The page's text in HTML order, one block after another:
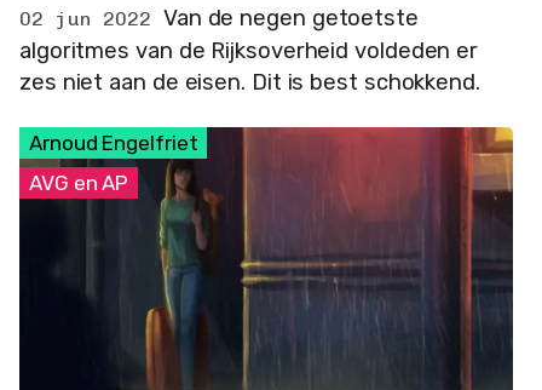
02 jun 2022 Van de negen getoetste
algoritmes van de Rijksoverheid voldeden er
zes niet aan de eisen. Dit is best schokkend.
Arnoud Engelfriet
AVG en AP